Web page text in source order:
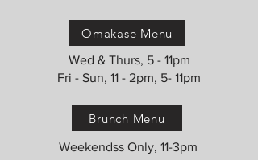
Omakase Menu
Wed & Thurs, 5 - 11pm
Fri - Sun, 11 - 2pm, 5- 11pm
Brunch Menu
Weekendss Only, 11-3pm